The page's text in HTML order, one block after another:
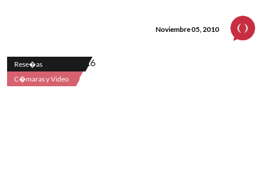
Noviembre 05, 2010
Rese�as
C�maras y Video